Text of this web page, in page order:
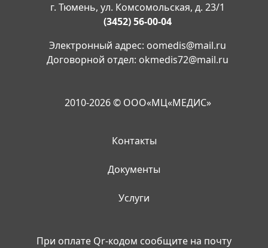
г. Тюмень, ул. Комсомольская, д. 23/1
(3452) 56-00-04
Электронный адрес: oomedis@mail.ru
Договорной отдел: okmedis72@mail.ru
2010-2026 © ООО«МЦ«МЕДИС»
Контакты
Документы
Услуги
При оплате Qr-кодом сообщите на почту